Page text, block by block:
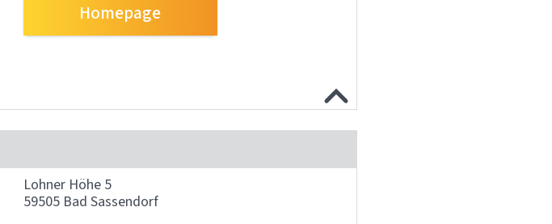
Homepage
Lohner Höhe 5
59505 Bad Sassendorf